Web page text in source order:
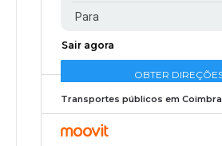
Transportes públicos em Coimbra